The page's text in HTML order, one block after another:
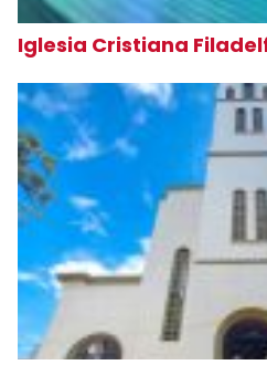
Iglesia Cristiana